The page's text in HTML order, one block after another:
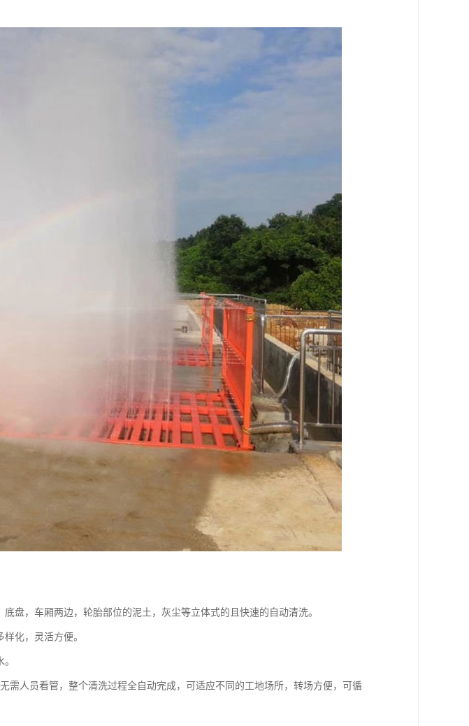
盘，车厢两边，轮胎部位的泥土，灰尘等立体式的且快速的自动清洗。
化，灵活方便。
需人员看管，整个清洗过程全自动完成，可适应不同的工地场所，转场方便，可循